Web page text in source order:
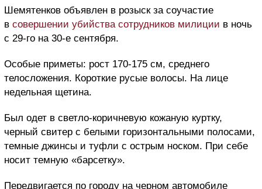
Шемятенков объявлен в розыск за соучастие
в совершении убийства сотрудников милиции в ночь
с 29-го на 30-е сентября.
Особые приметы: рост 170-175 см, среднего
телосложения. Короткие русые волосы. На лице
недельная щетина.
Был одет в светло-коричневую кожаную куртку,
черный свитер с белыми горизонтальными полосами,
темные джинсы и туфли с острым носком. При себе
носит темную «барсетку».
Передвигается по городу на черном автомобиле